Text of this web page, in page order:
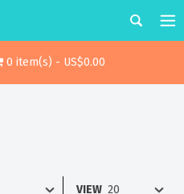
0 item(s) - US$0.00
VIEW